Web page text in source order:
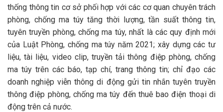
thống thông tin cơ sở phối hợp với các cơ quan chuyên trách
phòng, chống ma túy tăng thời lượng, tần suất thông tin,
tuyên truyền phòng, chống ma túy, nhất là các quy định mới
của Luật Phòng, chống ma túy năm 2021; xây dựng các tư
liệu, tài liệu, video clip, truyền tải thông điệp phòng, chống
ma túy trên các báo, tạp chí, trang thông tin; chỉ đạo các
doanh nghiệp viễn thông di động gửi tin nhắn tuyên truyền
thông điệp phòng, chống ma túy đến thuê bao điện thoại di
động trên cả nước.